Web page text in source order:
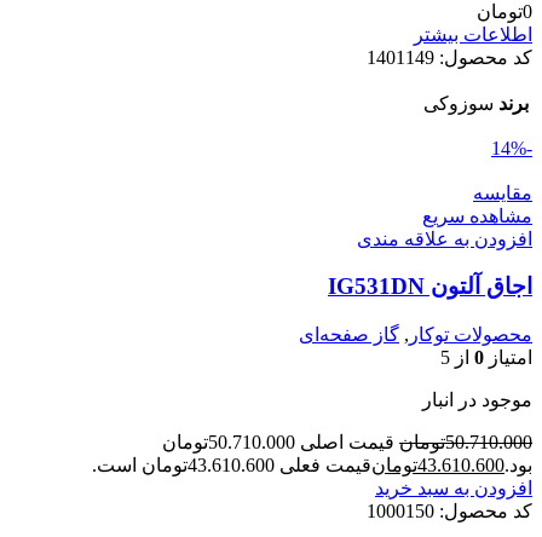
0تومان
اطلاعات بیشتر
کد محصول: 1401149
برند سوزوکی
-14%
مقایسه
مشاهده سریع
افزودن به علاقه مندی
اجاق آلتون IG531DN
محصولات توکار , گاز صفحه‌ای
امتیاز 0 از 5
موجود در انبار
50.710.000تومان
قیمت اصلی 50.710.000تومان
بود.43.610.600تومانقیمت فعلی 43.610.600تومان است.
افزودن به سبد خرید
کد محصول: 1000150